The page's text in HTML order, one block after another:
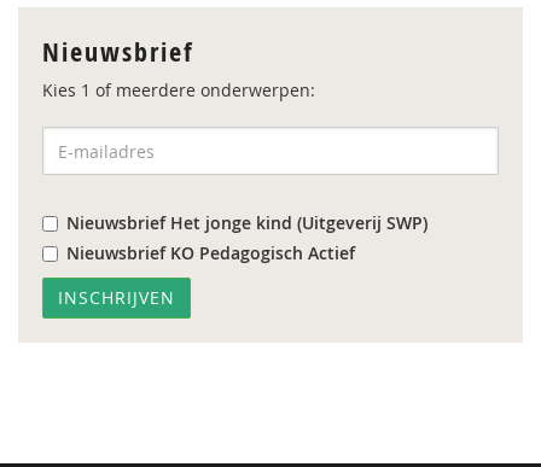
Nieuwsbrief
Kies 1 of meerdere onderwerpen:
Nieuwsbrief Het jonge kind (Uitgeverij SWP)
Nieuwsbrief KO Pedagogisch Actief